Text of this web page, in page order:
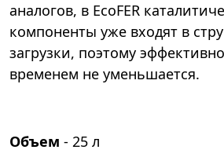
аналогов, в EcoFER
компоненты уже входят в
загрузки, поэтому
временем не уменьшается.
Объем - 25 л